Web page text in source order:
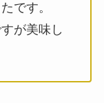
たです。
が美味し